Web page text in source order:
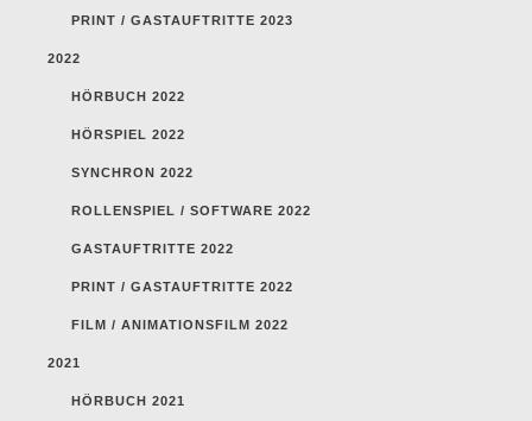
PRINT / GASTAUFTRITTE 2023
2022
HÖRBUCH 2022
HÖRSPIEL 2022
SYNCHRON 2022
ROLLENSPIEL / SOFTWARE 2022
GASTAUFTRITTE 2022
PRINT / GASTAUFTRITTE 2022
FILM / ANIMATIONSFILM 2022
2021
HÖRBUCH 2021